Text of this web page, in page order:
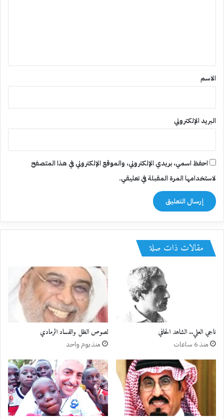
*
الاسم
البريد الإلكتروني
احفظ اسمي، بريدي الإلكتروني، والموقع الإلكتروني في هذا المتصفح
لاستخدامها المرة المقبلة في تعليقي.
مقالات ذات صلة
ناجي العلي.. الشاهد الحافي
منذ 6 ساعات
لصوص الظل والفساد الرمادي
منذ يوم واحد